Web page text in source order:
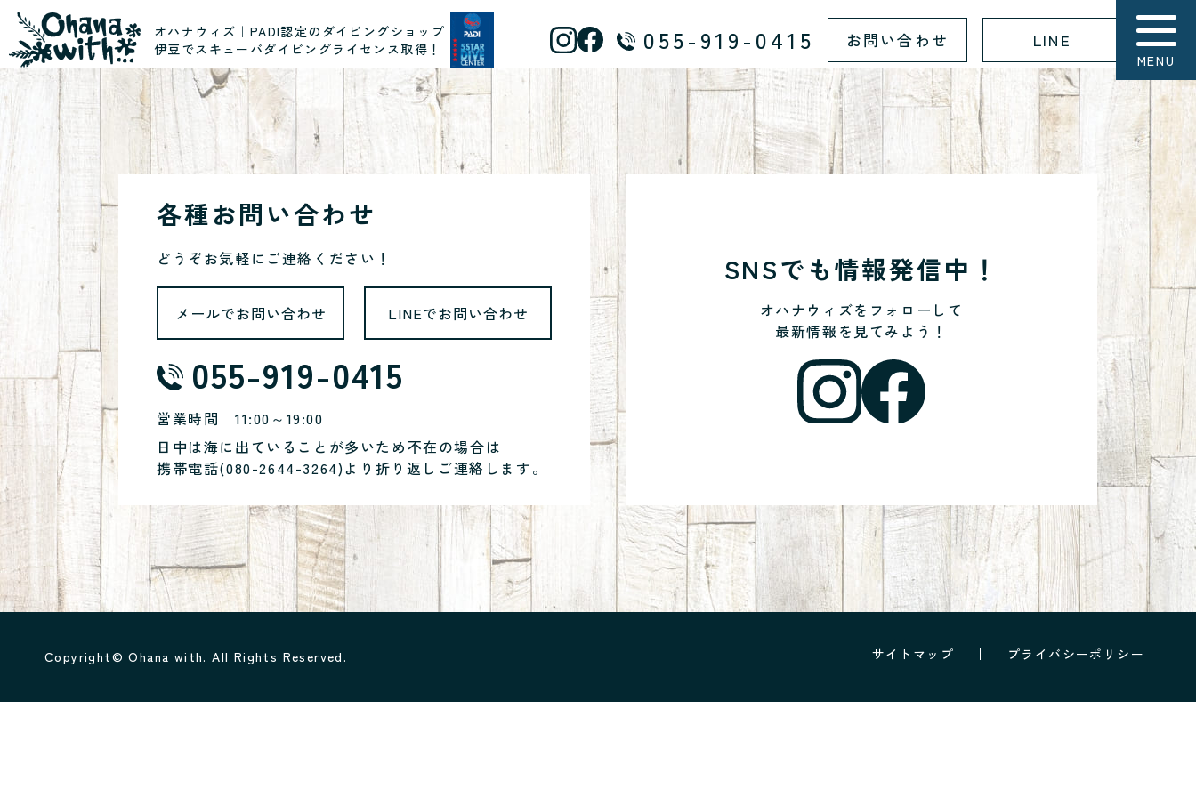
オハナウィズ｜PADI認定のダイビングショップ
伊豆でスキューバダイビングライセンス取得！
055-919-0415 お問い合わせ LINE
MENU
各種お問い合わせ
どうぞお気軽にご連絡ください！
メールでお問い合わせ LINEでお問い合わせ
055-919-0415
営業時間 11:00～19:00
日中は海に出ていることが多いため不在の場合は
携帯電話(080-2644-3264)より折り返しご連絡します。
SNSでも情報発信中！
オハナウィズをフォローして
最新情報を見てみよう！
サイトマップ プライバシーポリシー
Copyright© Ohana with. All Rights Reserved.